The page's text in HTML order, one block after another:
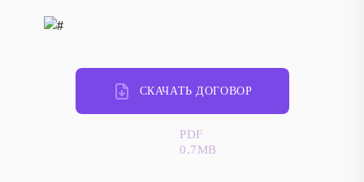
СКАЧАТЬ ДОГОВОР
PDF
0.7MB